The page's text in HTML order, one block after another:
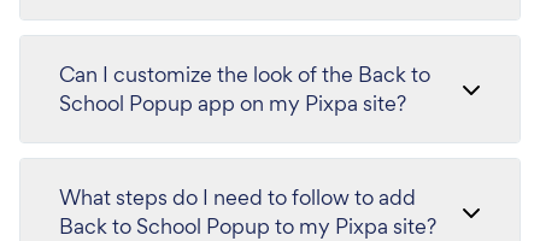
Can I customize the look of the Back to
School Popup app on my Pixpa site?
What steps do I need to follow to add
Back to School Popup to my Pixpa site?